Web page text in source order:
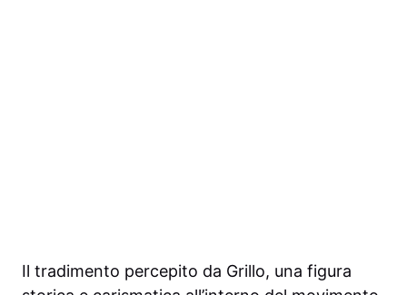
Il tradimento percepito da Grillo, una figura